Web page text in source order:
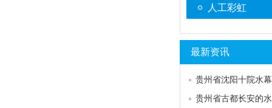
人工彩虹
最新资讯
贵州省古都长安的